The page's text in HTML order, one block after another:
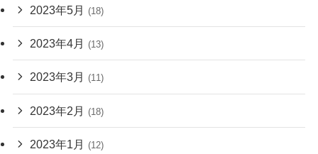
2023年5月 (18)
2023年4月 (13)
2023年3月 (11)
2023年2月 (18)
2023年1月 (12)